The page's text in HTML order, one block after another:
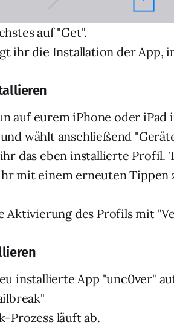
auf "Get".
ihr die Installation der App,
auf eurem iPhone oder
wählt anschließend
das eben installierte Profil.
mit einem erneuten Tippen
Aktivierung des Profils mit
installierte App "unc0ver"
Prozess läuft ab.